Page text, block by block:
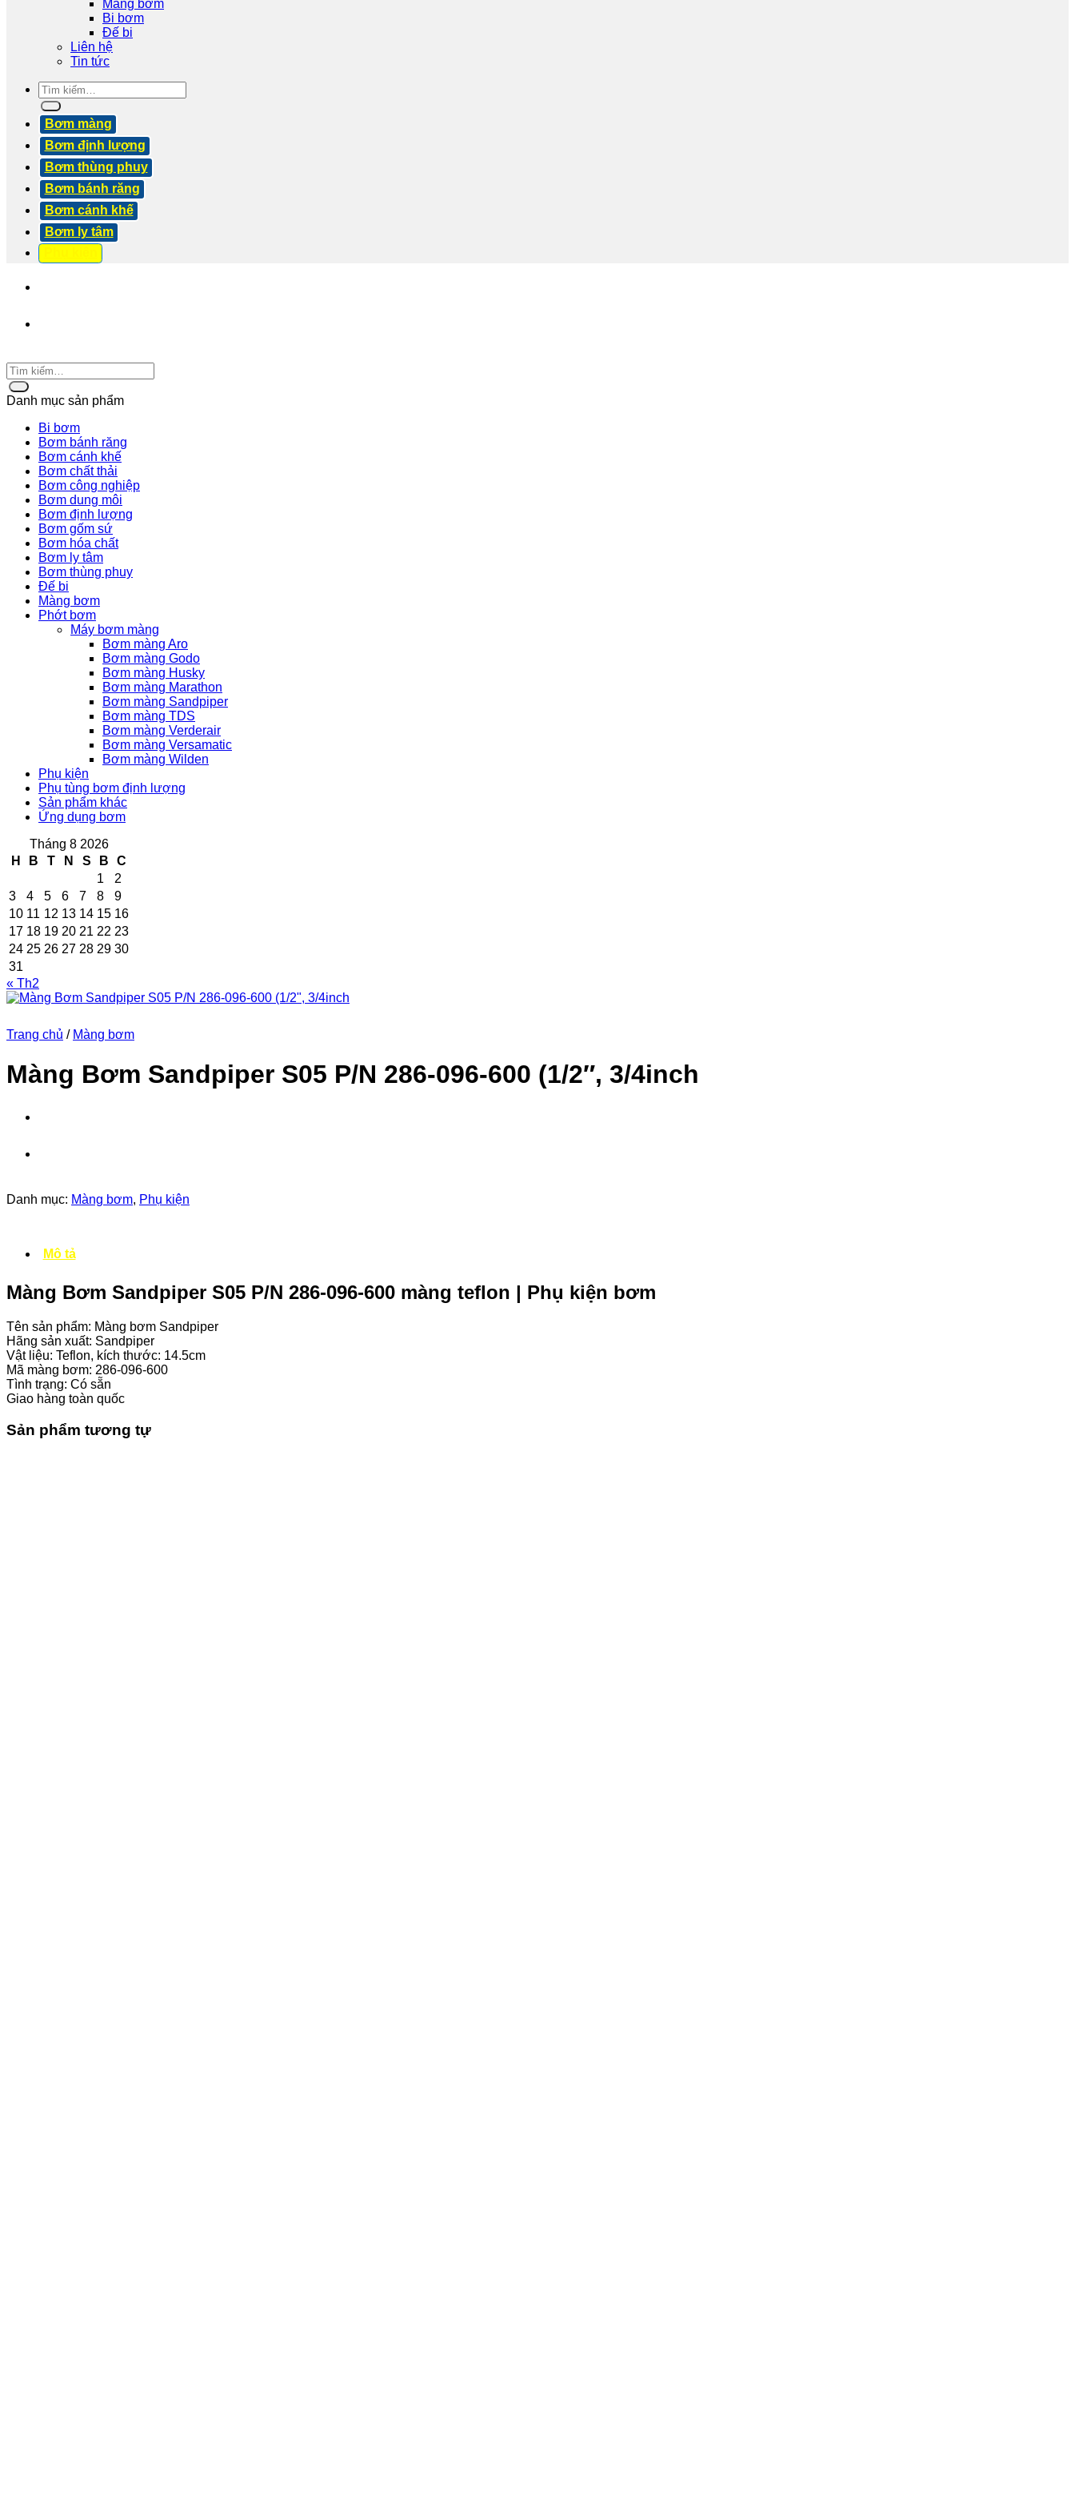
Màng bơm
Bi bơm
Đế bi
Liên hệ
Tin tức
Tìm
kiếm:
Bơm màng
Bơm định lượng
Bơm thùng phuy
Bơm bánh răng
Bơm cánh khế
Bơm ly tâm
Danh mục sản phẩm
Bi bơm
Bơm bánh răng
Bơm cánh khế
Bơm chất thải
Bơm công nghiệp
Bơm dung môi
Bơm định lượng
Bơm gốm sứ
Bơm hóa chất
Bơm ly tâm
Bơm thùng phuy
Đế bi
Màng bơm
Phớt bơm
Máy bơm màng
Bơm màng Aro
Bơm màng Godo
Bơm màng Husky
Bơm màng Marathon
Bơm màng Sandpiper
Bơm màng TDS
Bơm màng Verderair
Bơm màng Versamatic
Bơm màng Wilden
Phụ kiện
Phụ tùng bơm định lượng
Sản phẩm khác
Ứng dụng bơm
Tháng 8 2026
H
B T N S B
C
1
2
3
4 5 6 7 8
9
10 11 12 13 14 15 16
17 18 19 20 21 22 23
24 25 26 27 28 29 30
31
« Th2
Trang chủ / Màng bơm
Màng Bơm Sandpiper S05 P/N 286-096-600 (1/2″, 3/4inch
Danh mục: Màng bơm, Phụ kiện
Mô tả
Màng Bơm Sandpiper S05 P/N 286-096-600 màng teflon | Phụ kiện bơm
Tên sản phẩm: Màng bơm Sandpiper
Hãng sản xuất: Sandpiper
Vật liệu: Teflon, kích thước: 14.5cm
Mã màng bơm: 286-096-600
Tình trạng: Có sẵn
Giao hàng toàn quốc
Sản phẩm tương tự